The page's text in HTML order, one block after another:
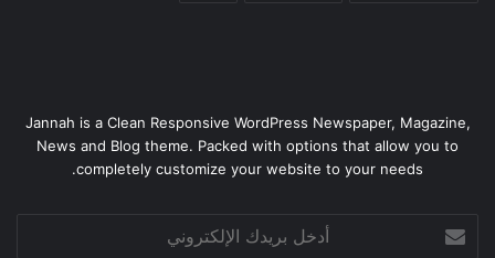
Jannah is a Clean Responsive WordPress Newspaper, Magazine,
News and Blog theme. Packed with options that allow you to
completely customize your website to your needs.
بريدك